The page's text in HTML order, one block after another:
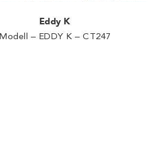
Eddy K
Modell – EDDY K – CT247